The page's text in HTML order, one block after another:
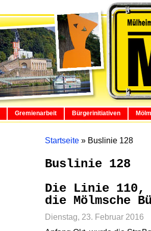
Gremienarbeit Bürgerinitiativen
Startseite » Buslinie 128
Buslinie 128
Die Linie 110,
die Mölmsche
Dienstag, 23. Februar 2016